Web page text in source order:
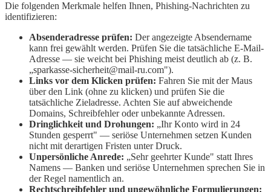
Die folgenden Merkmale helfen Ihnen, Phishing-Nachrichten zu
identifizieren:
Absenderadresse prüfen: Der angezeigte Absendername
kann frei gewählt werden. Prüfen Sie die tatsächliche E-Mail-
Adresse — sie weicht bei Phishing meist deutlich ab (z. B.
„sparkasse-sicherheit@mail-ru.com").
Links vor dem Klicken prüfen: Fahren Sie mit der Maus
über den Link (ohne zu klicken) und prüfen Sie die
tatsächliche Zieladresse. Achten Sie auf abweichende
Domains, Schreibfehler oder unbekannte Adressen.
Dringlichkeit und Drohungen: „Ihr Konto wird in 24
Stunden gesperrt" — seriöse Unternehmen setzen Kunden
nicht mit derartigen Fristen unter Druck.
Unpersönliche Anrede: „Sehr geehrter Kunde" statt Ihres
Namens — Banken und seriöse Unternehmen sprechen Sie in
der Regel namentlich an.
Rechtschreibfehler und ungewöhnliche Formulierungen: